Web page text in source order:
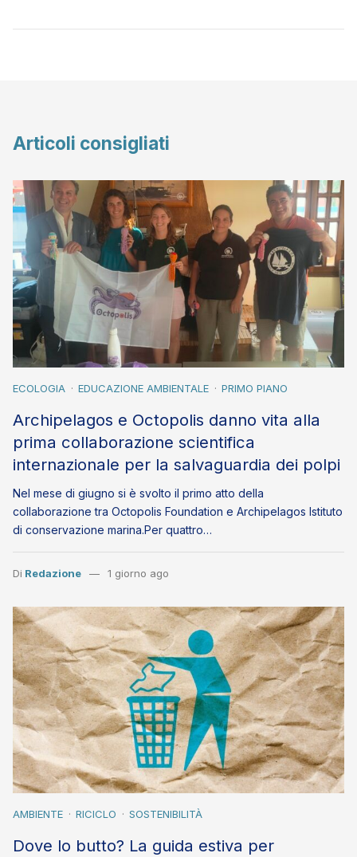
Articoli consigliati
ECOLOGIA EDUCAZIONE AMBIENTALE PRIMO PIANO
Archipelagos e Octopolis danno vita alla
prima collaborazione scientifica
internazionale per la salvaguardia dei polpi
Nel mese di giugno si è svolto il primo atto della
collaborazione tra Octopolis Foundation e Archipelagos Istituto
di conservazione marina.Per quattro…
Di Redazione 1 giorno ago
AMBIENTE RICICLO SOSTENIBILITÀ
Dove lo butto? La guida estiva per